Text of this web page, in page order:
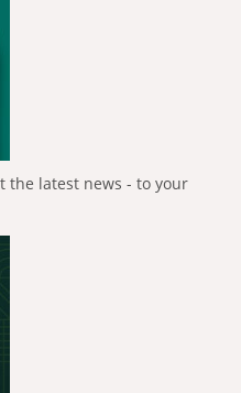
the latest news - to your